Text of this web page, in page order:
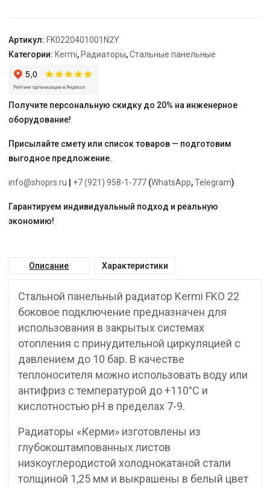
9016
(белый),
Kermi
Артикул: FK0220401001N2Y
Категории: Kermi, Радиаторы,Стальные панельные
Получите персональную скидку до 20% на инженерное
оборудование!
Присылайте смету или список товаров — подготовим
выгодное предложение.
info@shoprs.ru +7 (921) 958-1-777 (WhatsApp,Telegram)
Гарантируем индивидуальный подход и реальную
экономию!
Описание Характеристики
Стальной панельный радиатор Kermi FKO 22
боковое подключение предназначен для
использования в закрытых системах
отопления с принудительной циркуляцией с
давлением до 10 бар. В качестве
теплоносителя можно использовать воду или
антифриз с температурой до +110°C и
кислотностью pH в пределах 7-9.
Радиаторы «Керми» изготовлены из
глубокоштампованных листов
низкоуглеродистой холоднокатаной стали
толщиной 1,25 мм и выкрашены в белый цвет